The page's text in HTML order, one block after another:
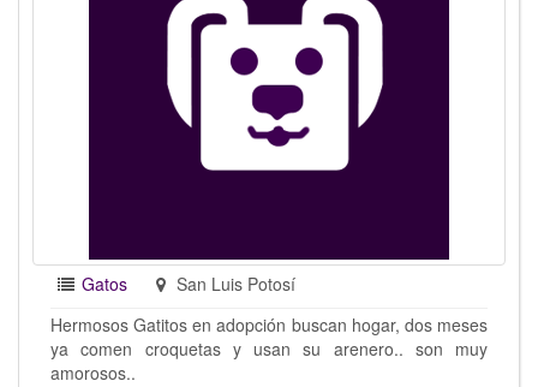
Gatos
San Luis Potosí
Hermosos Gatitos en adopción buscan hogar, dos meses
ya comen croquetas y usan su arenero.. son muy
amorosos..